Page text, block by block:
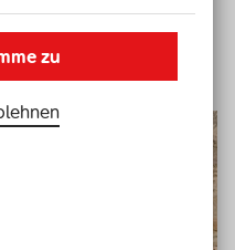
angebunden. Die
zur Uni oder zum Arzt
zu